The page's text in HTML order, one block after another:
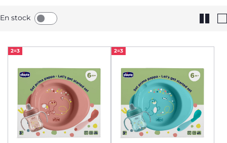
En stock
2=3 2=3